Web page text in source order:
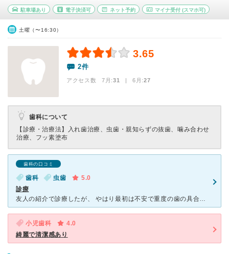
駐車場あり 電子決済可 ネット予約 マイナ受付 (スマホ可)
土曜（〜16:30）
3.65
2件
アクセス数 7月:31 | 6月:27
歯科について
【診療・治療法】
入れ歯治療、虫歯・親知らずの抜歯、噛み合わせ
治療、フッ素塗布
歯科の口コミ
歯科 虫歯
5.0
診療
友人の紹介で診療したが、 やはり最初は不安で重度の歯の具合でしたので、 自分がレントゲンが苦手でしたが、昔の撮り方ではなくカメラも最先端の導入。 診療内容や治療の仕方など、丁寧で患者さん親身
小児歯科
4.0
綺麗で清潔感あり